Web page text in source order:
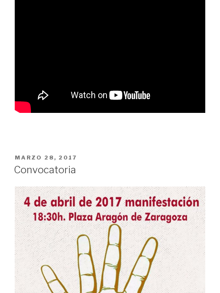
PUBLICADO
EL
MARZO 28, 2017
Convocatoria